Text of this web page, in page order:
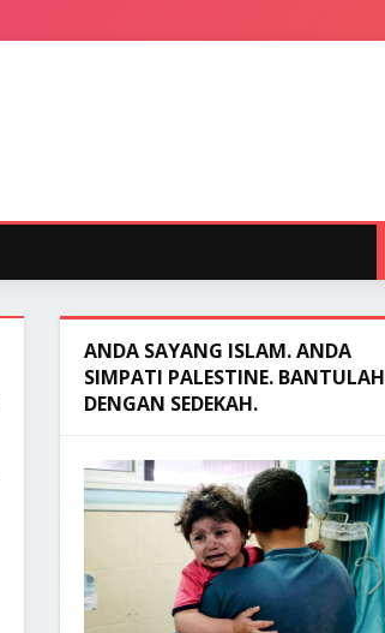
ANDA SAYANG ISLAM. ANDA
SIMPATI PALESTINE. BANTULAH
DENGAN SEDEKAH.